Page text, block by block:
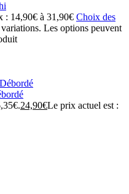
: 14,90€ à 31,90€ Choix des
Les options peuvent
24,90€Le prix actuel est :